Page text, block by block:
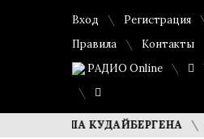
Вход Регистрация
Правила
Контакты
РАДИО Online
КУДАЙБЕРГЕНА